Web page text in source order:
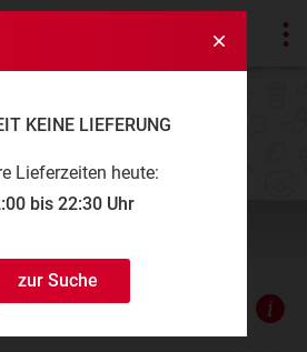
KEINE LIEFERUNG
Lieferzeiten heute:
bis 22:30 Uhr
zur Suche